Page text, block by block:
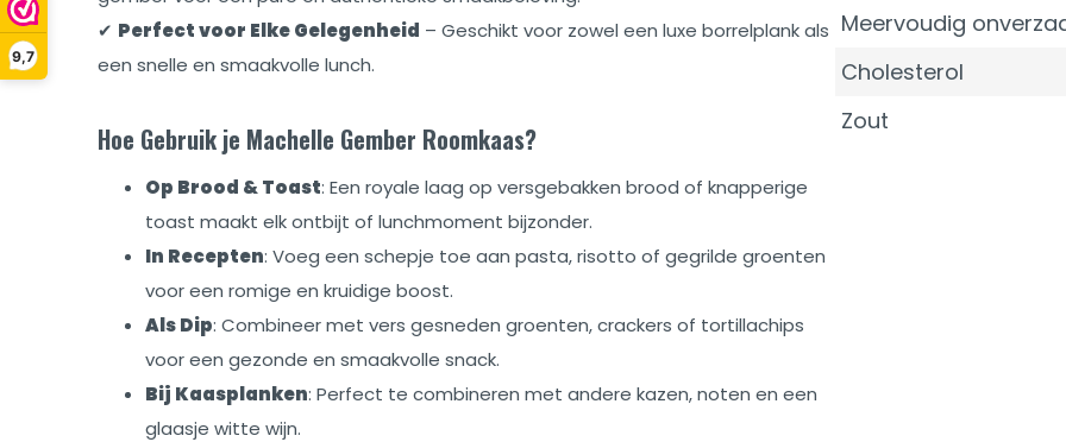
9,7
✔ Perfect voor Elke Gelegenheid – Geschikt voor zowel een luxe borrelplank als
een snelle en smaakvolle lunch.
Hoe Gebruik je Machelle Gember Roomkaas?
Op Brood & Toast: Een royale laag op versgebakken brood of knapperige
toast maakt elk ontbijt of lunchmoment bijzonder.
In Recepten: Voeg een schepje toe aan pasta, risotto of gegrilde groenten
voor een romige en kruidige boost.
Als Dip: Combineer met vers gesneden groenten, crackers of tortillachips
voor een gezonde en smaakvolle snack.
Bij Kaasplanken: Perfect te combineren met andere kazen, noten en een
glaasje witte wijn.
Meervoudig
Cholesterol
Zout